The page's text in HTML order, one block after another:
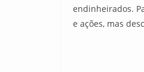
endinheirados.
e ações, mas